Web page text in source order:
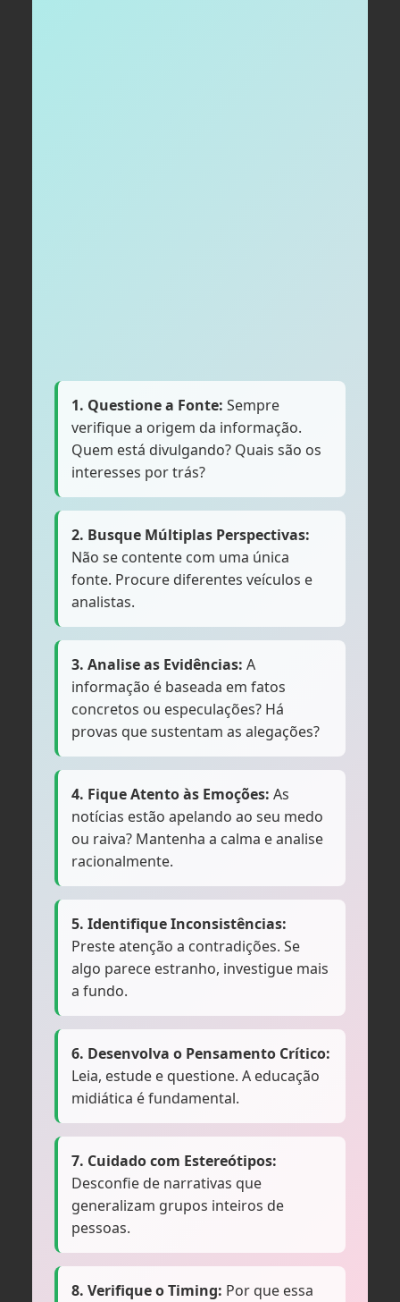
1. Questione a Fonte: Sempre
verifique a origem da informação.
Quem está divulgando? Quais são os
interesses por trás?
2. Busque Múltiplas Perspectivas:
Não se contente com uma única
fonte. Procure diferentes veículos e
analistas.
3. Analise as Evidências: A
informação é baseada em fatos
concretos ou especulações? Há
provas que sustentam as alegações?
4. Fique Atento às Emoções: As
notícias estão apelando ao seu medo
ou raiva? Mantenha a calma e analise
racionalmente.
5. Identifique Inconsistências:
Preste atenção a contradições. Se
algo parece estranho, investigue mais
a fundo.
6. Desenvolva o Pensamento Crítico:
Leia, estude e questione. A educação
midiática é fundamental.
7. Cuidado com Estereótipos:
Desconfie de narrativas que
generalizam grupos inteiros de
pessoas.
8. Verifique o Timing: Por que essa